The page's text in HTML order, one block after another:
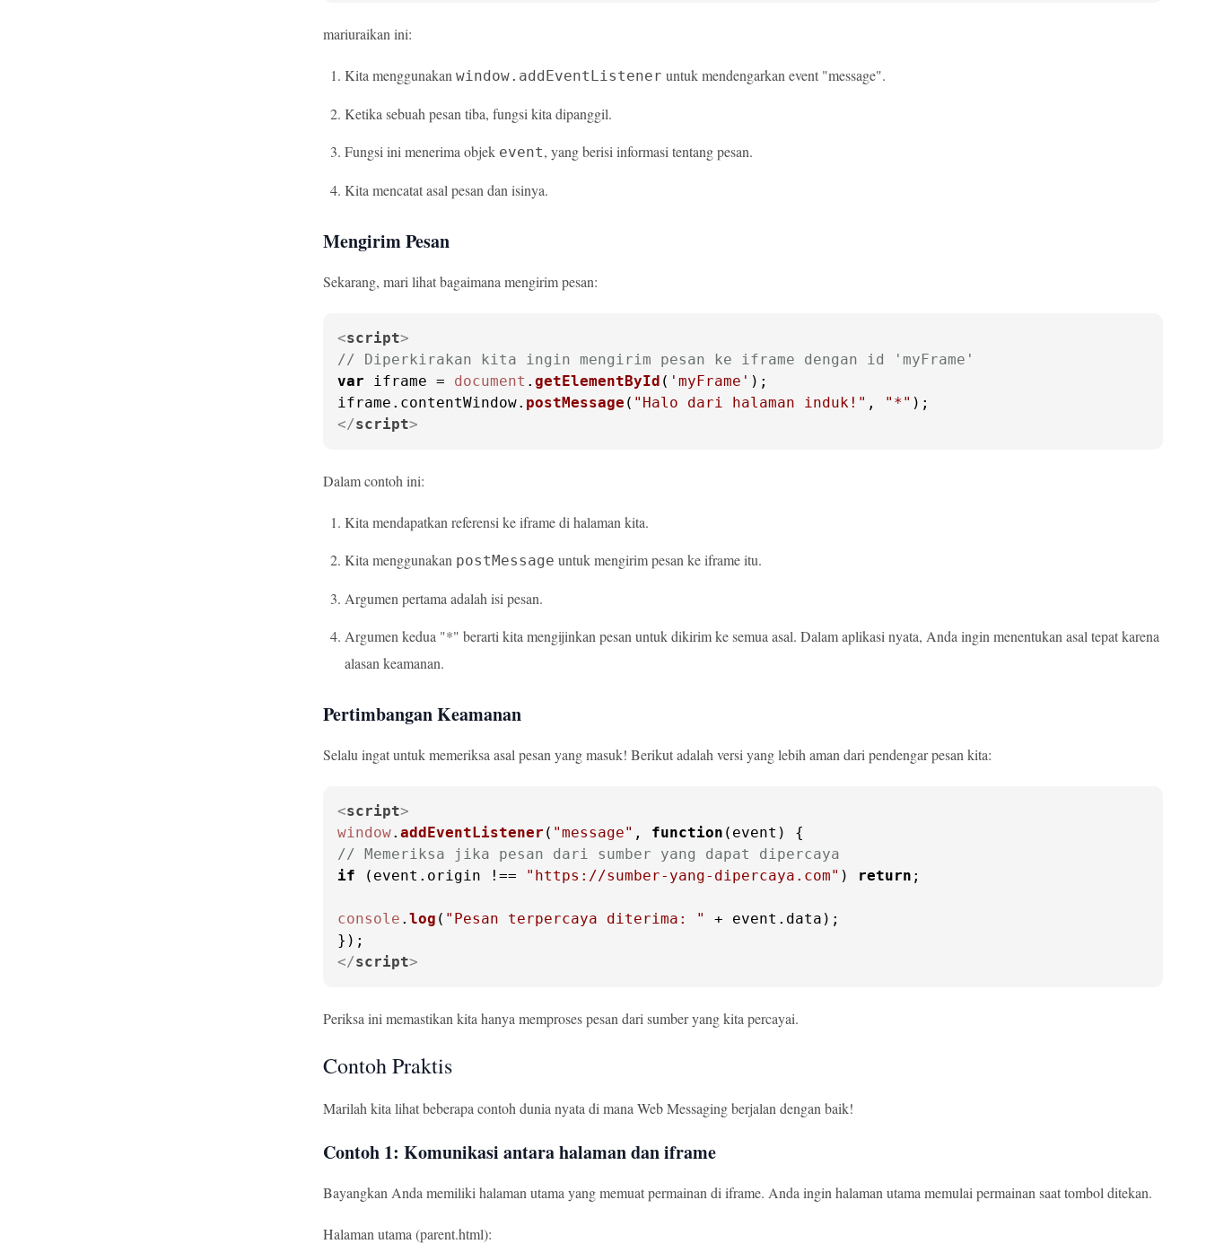
mariuraikan ini:
Kita menggunakan window.addEventListener untuk mendengarkan event "message".
Ketika sebuah pesan tiba, fungsi kita dipanggil.
Fungsi ini menerima objek event, yang berisi informasi tentang pesan.
Kita mencatat asal pesan dan isinya.
Mengirim Pesan
Sekarang, mari lihat bagaimana mengirim pesan:
<script>
// Diperkirakan kita ingin mengirim pesan ke iframe dengan id 'myFrame'
var iframe = document . getElementById ( 'myFrame' );
iframe. contentWindow. postMessage ( "Halo dari halaman induk!" , "*"
</script>
Dalam contoh ini:
Kita mendapatkan referensi ke iframe di halaman kita.
Kita menggunakan postMessage untuk mengirim pesan ke iframe itu.
Argumen pertama adalah isi pesan.
Argumen kedua "*" berarti kita mengijinkan pesan untuk dikirim ke semua asal. Dalam aplikasi nyata, Anda ingin menentukan asal tepat karena
alasan keamanan.
Pertimbangan Keamanan
Selalu ingat untuk memeriksa asal pesan yang masuk! Berikut adalah versi yang lebih aman dari pendengar pesan kita:
<script>
window. addEventListener ( "message" , function ( event
// Memeriksa jika pesan dari sumber yang dapat dipercaya
if (event. origin !== "https://sumber-yang-dipercaya.com" ) return ;
console . log ( "Pesan terpercaya diterima: " + event. data );
</script>
Periksa ini memastikan kita hanya memproses pesan dari sumber yang kita percayai.
Contoh Praktis
Marilah kita lihat beberapa contoh dunia nyata di mana Web Messaging berjalan dengan baik!
Contoh 1: Komunikasi antara halaman dan iframe
Bayangkan Anda memiliki halaman utama yang memuat permainan di iframe. Anda ingin halaman utama memulai permainan saat tombol ditekan.
Halaman utama (parent.html):